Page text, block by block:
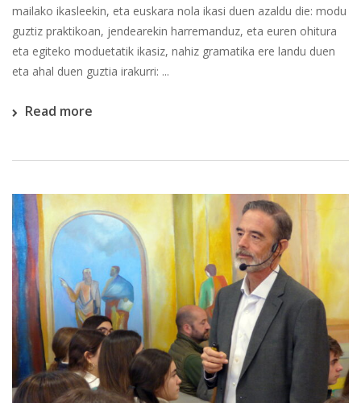
mailako ikasleekin, eta euskara nola ikasi duen azaldu die: modu
guztiz praktikoan, jendearekin harremanduz, eta euren ohitura
eta egiteko moduetatik ikasiz, nahiz gramatika ere landu duen
eta ahal duen guztia irakurri: ...
Read more